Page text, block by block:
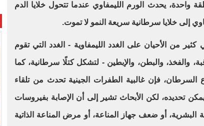
واحدة، يحدث الورم الليمفاوي عندما تتحول خلايا الدم
إلى خلايا سرطانية سريعة النمو لا تموت.
كثير من الأحيان على الغدد الليمفاوية - الغدد التي تقوم
والفخذ، والبطن، والإبطين - لتشكل كتلًا سرطانية، كما
فإن غالبية الطفرات الجينية تحدث من تلقاء
تحديده، لكن الأبحاث تشير إلى أن الإصابة بفيروسات
أو ضعف جهاز المناعة، أو مرض المناعة الذاتية